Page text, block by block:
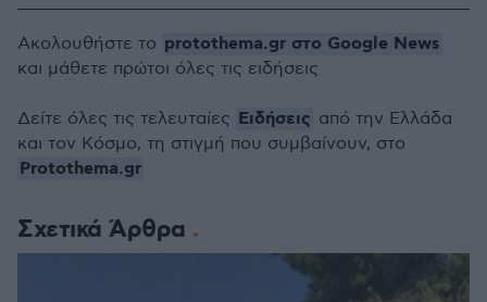
Σχετικά Άρθρα
Ακολουθήστε το protothema.gr στο Google News
και μάθετε πρώτοι όλες τις ειδήσεις
Δείτε όλες τις τελευταίες Ειδήσεις από την Ελλάδα
και τον Κόσμο, τη στιγμή που συμβαίνουν, στο
Protothema.gr